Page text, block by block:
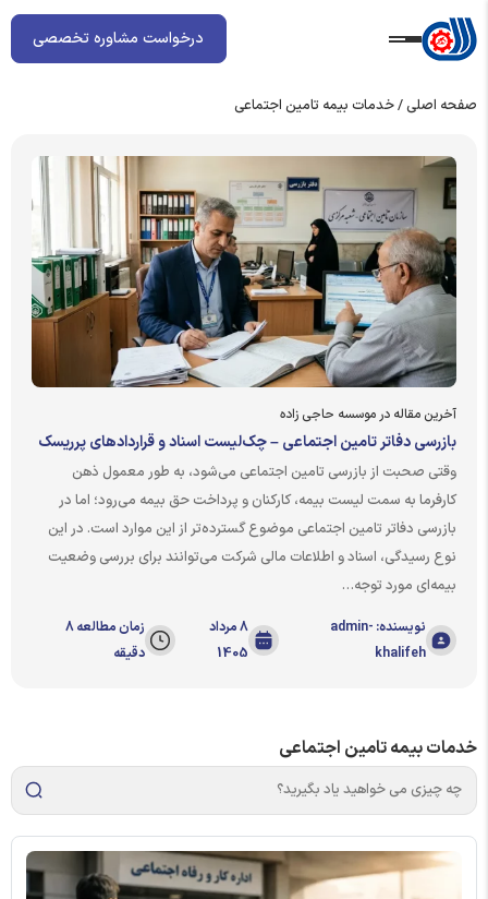
درخواست مشاوره تخصصی
صفحه اصلی/خدمات بیمه تامین اجتماعی
آخرین مقاله در موسسه حاجی زاده
بازرسی دفاتر تامین اجتماعی – چک‌لیست اسناد و قراردادهای پرریسک
وقتی صحبت از بازرسی تامین اجتماعی می‌شود، به طور معمول ذهن
کارفرما به سمت لیست بیمه، کارکنان و پرداخت حق بیمه می‌رود؛ اما در
بازرسی دفاتر تامین اجتماعی موضوع گسترده‌تر از این موارد است. در این
نوع رسیدگی، اسناد و اطلاعات مالی شرکت می‌توانند برای بررسی وضعیت
بیمه‌ای مورد توجه…
نویسنده: admin-
khalifeh
8 مرداد
1405
زمان مطالعه 8
دقیقه
خدمات بیمه تامین اجتماعی